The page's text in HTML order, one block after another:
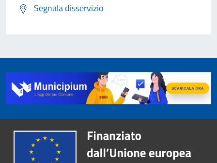
Segnala disservizio